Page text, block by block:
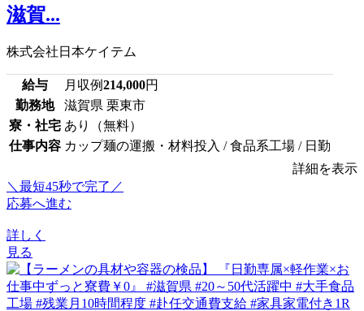
滋賀...
株式会社日本ケイテム
給与 月収例214,000円
勤務地
滋賀県 栗東市
寮・社宅 あり（無料）
仕事内容 カップ麺の運搬・材料投入 / 食品系工場 / 日勤
詳細を表示
＼最短45秒で完了／
応募へ進む
詳しく
見る